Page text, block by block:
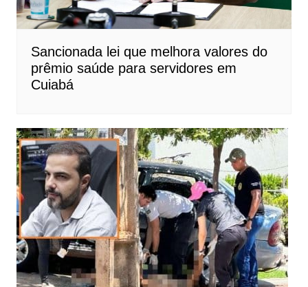
Sancionada lei que melhora valores do
prêmio saúde para servidores em
Cuiabá